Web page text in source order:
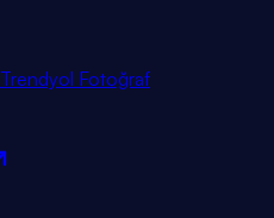
Trendyol Fotoğraf